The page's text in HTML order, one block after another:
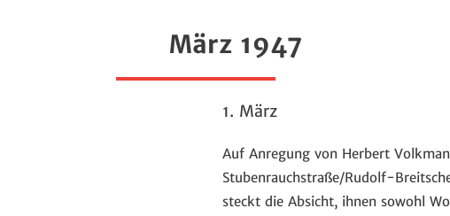
März 1947
1. März
Auf Anregung von Herbert
Stubenrauchstraße/Rudolf-
steckt die Absicht, ihnen sowohl